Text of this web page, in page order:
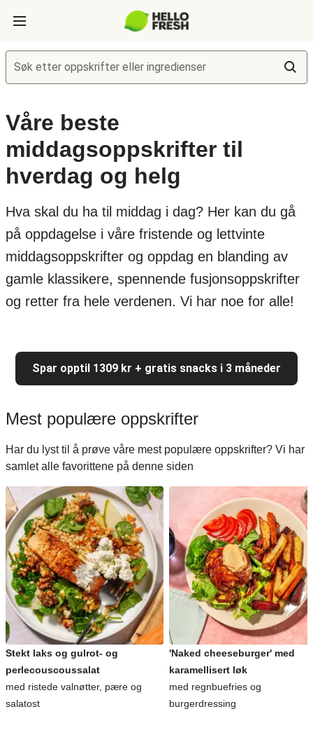
Søk etter oppskrifter eller ingredienser
Våre beste
middagsoppskrifter til
hverdag og helg
Hva skal du ha til middag i dag? Her kan du gå
på oppdagelse i våre fristende og lettvinte
middagsoppskrifter og oppdag en blanding av
gamle klassikere, spennende fusjonsoppskrifter
og retter fra hele verdenen. Vi har noe for alle!
Spar opptil 1309 kr + gratis snacks i 3 måneder
Mest populære oppskrifter
Har du lyst til å prøve våre mest populære oppskrifter? Vi har
samlet alle favorittene på denne siden
Stekt laks og gulrot- og
perlecouscoussalat
med ristede valnøtter, pære og
salatost
'Naked cheeseburger' med
karamellisert løk
med regnbuefries og
burgerdressing